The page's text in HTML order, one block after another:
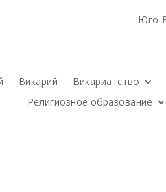
Юго-
Викарий Викариатство
Религиозное образование